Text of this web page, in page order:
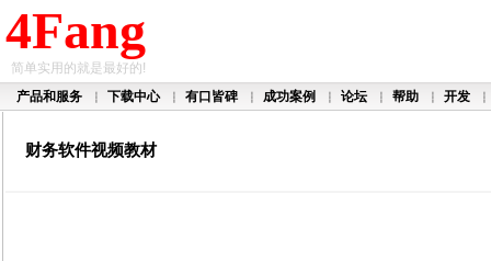
4Fang
简单实用的就是最好的!
产品和服务
┆ 下载中心 ┆ 有口皆碑 ┆ 成功案例 ┆ 论坛 ┆ 帮助 ┆ 开发 ┆
财务软件视频教材